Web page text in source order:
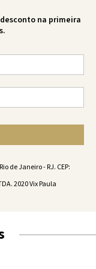
na primeira
de Janeiro - RJ. CEP:
2020 Vix Paula